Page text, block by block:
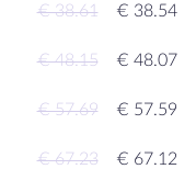
€ 38.61 € 38.54
€ 48.15 € 48.07
€ 57.69 € 57.59
€ 67.23 € 67.12